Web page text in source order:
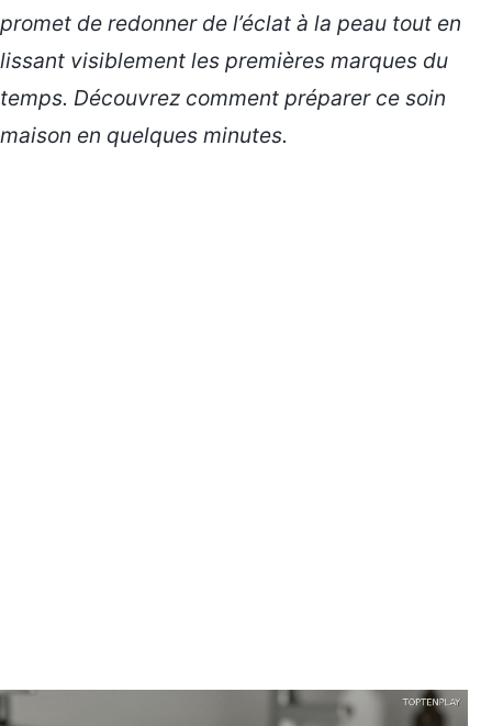
promet de redonner de l’éclat à la peau tout en
lissant visiblement les premières marques du
temps. Découvrez comment préparer ce soin
maison en quelques minutes.